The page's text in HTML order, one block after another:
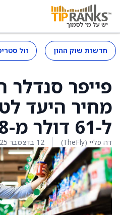
חדשות שוק ההון וול
פייפר
מחיר היעד
ל-61 דולר מ-58 דולר
דה פליי (TheFly) 12 בדצמבר 2025